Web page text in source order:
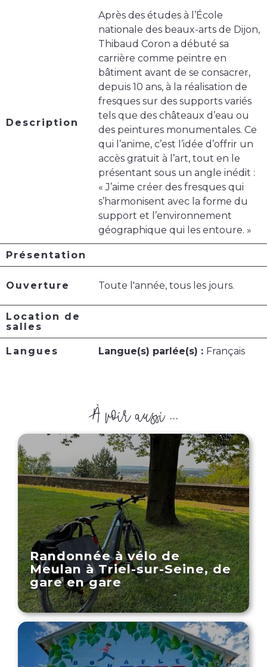
Description
Après des études à l’École
nationale des beaux-arts de Dijon,
Thibaud Coron a débuté sa
carrière comme peintre en
bâtiment avant de se consacrer,
depuis 10 ans, à la réalisation de
fresques sur des supports variés
tels que des châteaux d’eau ou
des peintures monumentales. Ce
qui l’anime, c’est l’idée d’offrir un
accès gratuit à l’art, tout en le
présentant sous un angle inédit :
« J’aime créer des fresques qui
s’harmonisent avec la forme du
support et l’environnement
géographique qui les entoure. »
Présentation
Ouverture Toute l'année, tous les jours.
Location de
salles
Langues Langue(s) parlée(s) : Français
À voir aussi ...
Randonnée à vélo de
Meulan à Triel-sur-Seine, de
gare en gare